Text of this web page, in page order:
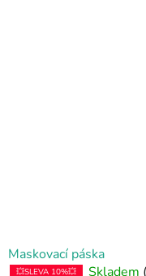
Maskovací páska
💥SLEVA 10%💥 Skladem